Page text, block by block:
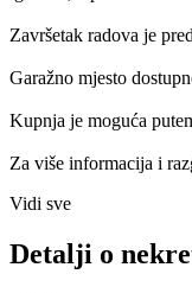
Završetak radova je
Garažno mjesto
Kupnja je moguća
Za više informacija i
Vidi sve
Detalji o